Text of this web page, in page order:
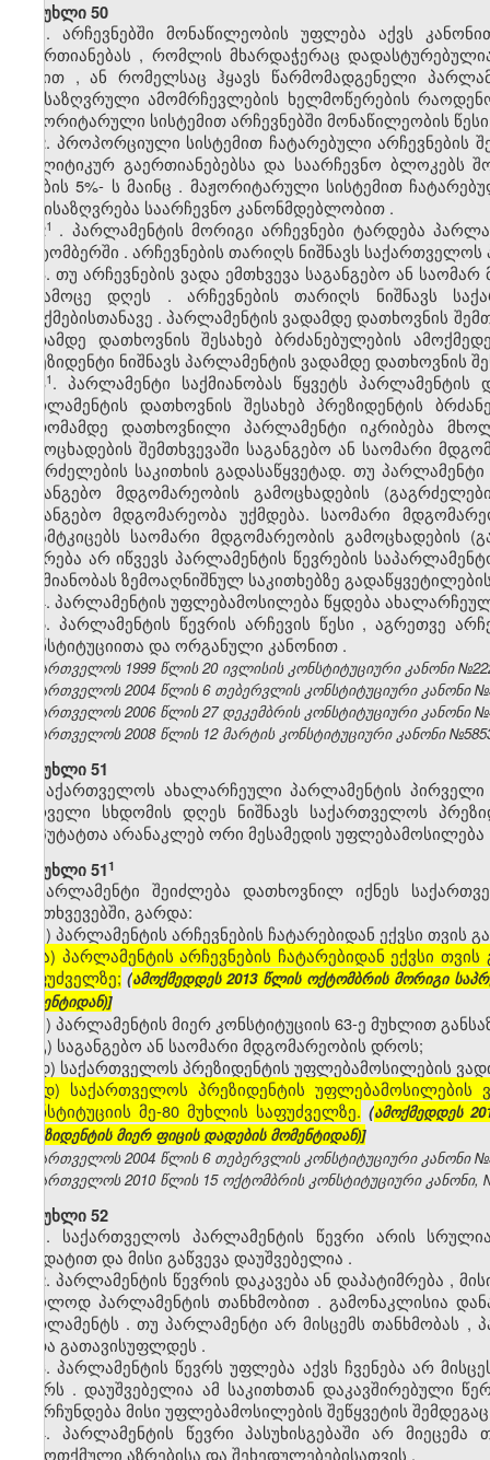
მუხლი 50
1. არჩევნებში მონაწილეობის უფლება აქვს
გაერთიანებას , რომლის მხარდაჭერაც
წესით ,ან რომელსაც ჰყავს წარმომადგენელი
განსაზღვრული ამომრჩევლების ხელმოწერების
მაჟორიტარული სისტემითარჩევნებში მონაწილეობის წესი
2. პროპორციული სისტემით ჩატარებული არჩევნების
პოლიტიკურ გაერთიანებებსა და საარჩევნო ბლოკებს
ხმების 5%- ს მაინც . მაჟორიტარული სისტემით
განისაზღვრება საარჩევნო კანონმდებლობით .
21 . პარლამენტის მორიგი არჩევნები ტარდება
ოქტომბერში . არჩევნების თარიღს ნიშნავს საქართველოს
3. თუ არჩევნების ვადა ემთხვევა საგანგებო ან საომარ
მესამოცე
დღეს .არჩევნების თარიღს ნიშნავს
გაუქმებისთანავე .პარლამენტის ვადამდე დათხოვნის
ვადამდე დათხოვნის შესახებ ბრძანებულების
პრეზიდენტი ნიშნავს პარლამენტის ვადამდე დათხოვნის
3​1. პარლამენტი საქმიანობას წყვეტს პარლამენტის
პარლამენტის დათხოვნის შესახებ პრეზიდენტის
სხდომამდე დათხოვნილი პარლამენტი იკრიბება
გამოცხადების შემთხვევაში საგანგებო ან საომარი
გაგრძელების საკითხის გადასაწყვეტად. თუ
საგანგებო მდგომარეობის გამოცხადების
საგანგებო მდგომარეობა უქმდება. საომარი
დაამტკიცებს საომარი მდგომარეობის გამოცხადების
შეკრება არ იწვევს პარლამენტის წევრების
საქმიანობას ზემოაღნიშნულ საკითხებზე
4. პარლამენტის უფლებამოსილება წყდება
5. პარლამენტის წევრის არჩევის წესი ,აგრეთვე
კონსტიტუციითა და ორგანული კანონით .
საქართველოს 1999 წლის 20 ივლისის კონსტიტუციური კანონი
საქართველოს 2004 წლის 6 თებერვლის კონსტიტუციური კანონი
საქართველოს 2006 წლის 27 დეკემბრის კონსტიტუციური კანონი
საქართველოს 2008 წლის 12 მარტის კონსტიტუციური კანონი
მუხლი 51
საქართველოს ახალარჩეული პარლამენტის პირველი
პირველი სხდომის დღეს ნიშნავს საქართველოს
დეპუტატთა არანაკლებ ორი მესამედის უფლებამოსილება
მუხლი 51​1
პარლამენტი შეიძლება დათხოვნილ იქნეს
შემთხვევებში, გარდა:
ა) პარლამენტის არჩევნების ჩატარებიდან ექვსი თვის
[ა) პარლამენტის არჩევნების ჩატარებიდან ექვსი
საფუძველზე; (ამოქმედდეს 2013 წლის ოქტომბრის მორიგი
მომენტიდან)]
ბ) პარლამენტის მიერ კონსტიტუციის 63-ე მუხლით
გ) საგანგებო ან საომარი მდგომარეობის დროს;
დ) საქართველოს პრეზიდენტის უფლებამოსილების
[დ) საქართველოს პრეზიდენტის
კონსტიტუციის მე-80 მუხლის საფუძველზე. (ამოქმედდეს
პრეზიდენტის მიერ ფიცის დადების მომენტიდან)]
საქართველოს 2004 წლის 6 თებერვლის კონსტიტუციური კანონი
საქართველოს 2010 წლის 15 ოქტომბრის კონსტიტუციური კანონი,
მუხლი 52
1. საქართველოს პარლამენტის წევრი არის
მანდატითდა მისი გაწვევა დაუშვებელია .
2. პარლამენტის წევრის დაკავება ან დაპატიმრება ,
მხოლოდ პარლამენტის თანხმობით. გამონაკლისია
პარლამენტს .თუ პარლამენტი არ მისცემს თანხმობას ,
უნდა გათავისუფლდეს .
3.პარლამენტის წევრს უფლება აქვს ჩვენება არ
წევრს .დაუშვებელია ამ საკითხთან დაკავშირებული
უნარჩუნდება მისი უფლებამოსილების შეწყვეტის შემდეგაც
4. პარლამენტის წევრი პასუხისგებაში არ მიეცემა
გამოთქმული აზრებისა და შეხედულებებისათვის .